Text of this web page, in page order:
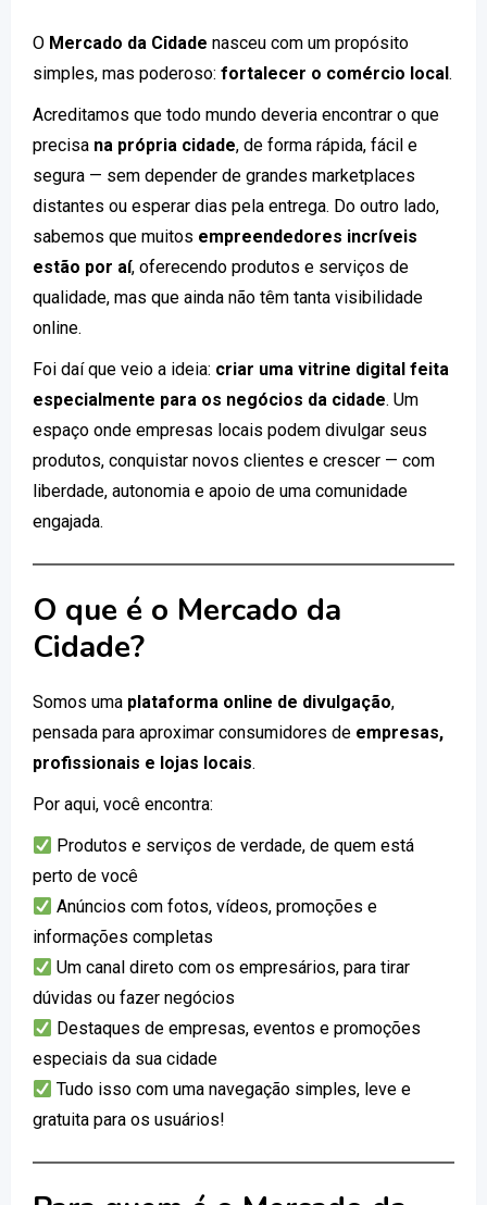
O Mercado da Cidade nasceu com um propósito
simples, mas poderoso: fortalecer o comércio local.
Acreditamos que todo mundo deveria encontrar o que
precisa na própria cidade, de forma rápida, fácil e
segura — sem depender de grandes marketplaces
distantes ou esperar dias pela entrega. Do outro lado,
sabemos que muitos empreendedores incríveis
estão por aí, oferecendo produtos e serviços de
qualidade, mas que ainda não têm tanta visibilidade
online.
Foi daí que veio a ideia: criar uma vitrine digital feita
especialmente para os negócios da cidade. Um
espaço onde empresas locais podem divulgar seus
produtos, conquistar novos clientes e crescer — com
liberdade, autonomia e apoio de uma comunidade
engajada.
O que é o Mercado da
Cidade?
Somos uma plataforma online de divulgação,
pensada para aproximar consumidores de empresas,
profissionais e lojas locais.
Por aqui, você encontra:
Produtos e serviços de verdade, de quem está
perto de você
Anúncios com fotos, vídeos, promoções e
informações completas
Um canal direto com os empresários, para tirar
dúvidas ou fazer negócios
Destaques de empresas, eventos e promoções
especiais da sua cidade
Tudo isso com uma navegação simples, leve e
gratuita para os usuários!